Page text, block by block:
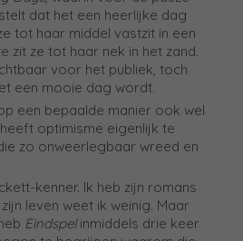
dat het een heerlijke dag
tot haar middel vastzit in een
zit ze tot haar nek in het zand.
voor het publiek, toch
een mooie dag wordt.
een bepaalde manier ook wel
optimisme eigenlijk te
zo onweerlegbaar wreed en
kenner. Ik heb zijn romans
leven weet ik weinig. Maar
Eindspelinmiddels drie keer